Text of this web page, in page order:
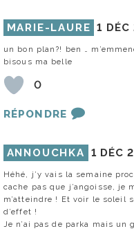
MARIE-LAURE 1
un bon plan?! ben …
bisous ma belle
0
RÉPONDRE
ANNOUCHKA 1 DÉC
Héhé, j’y vais la semaine
cache pas que j’angoisse, je
m’atteindre ! Et voir le soleil
d’effet !
Je n’ai pas de parka mais un